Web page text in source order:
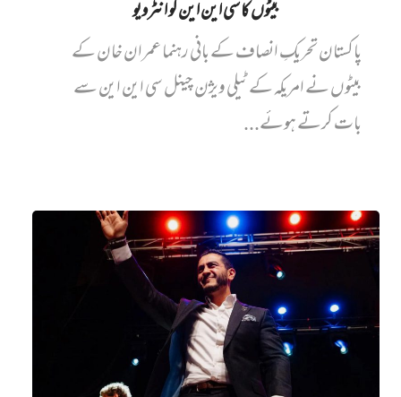
بیٹوں کا سی این این کو انٹرویو
پاکستان تحریکِ انصاف کے بانی رہنما عمران خان کے
بیٹوں نے امریکہ کے ٹیلی ویژن چینل سی این این سے
بات کرتے ہوئے...